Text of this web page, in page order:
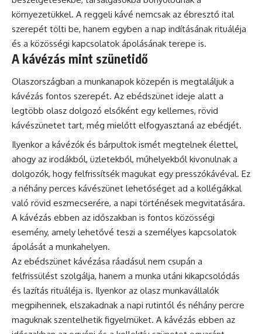
környezetükkel. A reggeli kávé nemcsak az ébresztő ital
szerepét tölti be, hanem egyben a nap indításának rituáléja
és a közösségi kapcsolatok ápolásának terepe is.
A kávézás mint szünetidő
Olaszországban a munkanapok közepén is megtaláljuk a
kávézás fontos szerepét. Az ebédszünet ideje alatt a
legtöbb olasz dolgozó elsőként egy kellemes, rövid
kávészünetet tart, még mielőtt elfogyasztaná az ebédjét.
Ilyenkor a kávézók és bárpultok ismét megtelnek élettel,
ahogy az irodákból, üzletekből, műhelyekből kivonulnak a
dolgozók, hogy felfrissítsék magukat egy presszókávéval. Ez
a néhány perces kávészünet lehetőséget ad a kollégákkal
való rövid eszmecserére, a napi történések megvitatására.
A kávézás ebben az időszakban is fontos közösségi
esemény, amely lehetővé teszi a személyes kapcsolatok
ápolását a munkahelyen.
Az ebédszünet kávézása ráadásul nem csupán a
felfrissülést szolgálja, hanem a munka utáni kikapcsolódás
és lazítás rituáléja is. Ilyenkor az olasz munkavállalók
megpihennek, elszakadnak a napi rutintól és néhány percre
maguknak szentelhetik figyelmüket. A kávézás ebben az